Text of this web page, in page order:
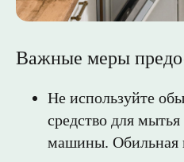
Важные меры
Не используйте
средство для
машины. Обильная
info@uralsoap.ru